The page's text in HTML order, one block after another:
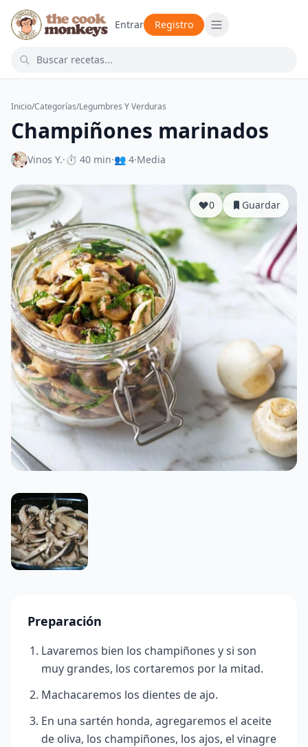
Entrar Registro
Inicio/Categorías/Legumbres Y Verduras
Champiñones marinados
Vinos Y.·⏱ 40 min·👥 4·Media
0 Guardar
Preparación
Lavaremos bien los champiñones y si son
muy grandes, los cortaremos por la mitad.
Machacaremos los dientes de ajo.
En una sartén honda, agregaremos el aceite
de oliva, los champiñones, los ajos, el vinagre